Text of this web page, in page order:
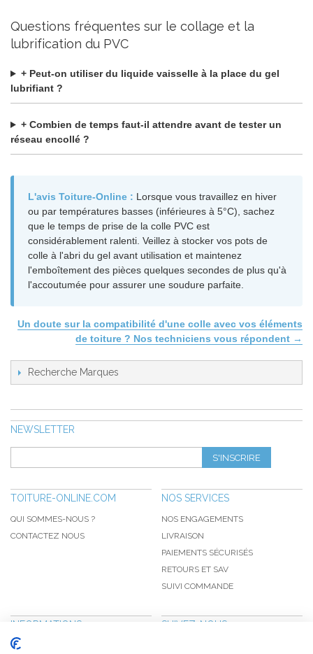
Questions fréquentes sur le collage et la
lubrification du PVC
+ Peut-on utiliser du liquide vaisselle à la place du gel
lubrifiant ?
+ Combien de temps faut-il attendre avant de tester un
réseau encollé ?
L'avis Toiture-Online : Lorsque vous travaillez en hiver
ou par températures basses (inférieures à 5°C), sachez
que le temps de prise de la colle PVC est
considérablement ralenti. Veillez à stocker vos pots de
colle à l'abri du gel avant utilisation et maintenez
l'emboîtement des pièces quelques secondes de plus qu'à
l'accoutumée pour assurer une soudure parfaite.
Un doute sur la compatibilité d'une colle avec vos éléments
de toiture ? Nos techniciens vous répondent →
Recherche Marques
NEWSLETTER
S'INSCRIRE
TOITURE-ONLINE.COM
QUI SOMMES-NOUS ?
CONTACTEZ NOUS
NOS SERVICES
NOS ENGAGEMENTS
LIVRAISON
PAIEMENTS SÉCURISÉS
RETOURS ET SAV
SUIVI COMMANDE
INFORMATIONS
NOUVEAUTÉS
SUIVEZ-NOUS